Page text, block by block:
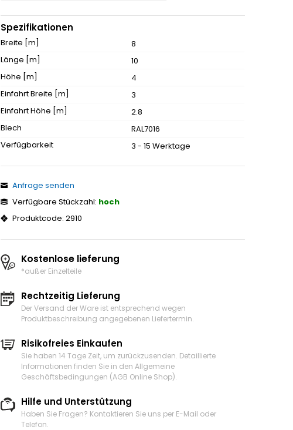
Spezifikationen
Breite [m]
8
Länge [m]
10
Höhe [m]
4
Einfahrt Breite [m]
3
Einfahrt Höhe [m]
2.8
Blech
RAL7016
Verfügbarkeit
3 - 15 Werktage
Anfrage senden
Verfügbare Stückzahl: hoch
Produktcode: 2910
Kostenlose lieferung
*außer Einzelteile
Rechtzeitig Lieferung
Der Versand der Ware ist entsprechend wegen
Produktbeschreibung angegebenen Liefertermin.
Risikofreies Einkaufen
Sie haben 14 Tage Zeit, um zurückzusenden. Detaillierte
Informationen finden Sie in den Allgemeine
Geschäftsbedingungen (AGB Online Shop).
Hilfe und Unterstützung
Haben Sie Fragen? Kontaktieren Sie uns per E-Mail oder
Telefon.